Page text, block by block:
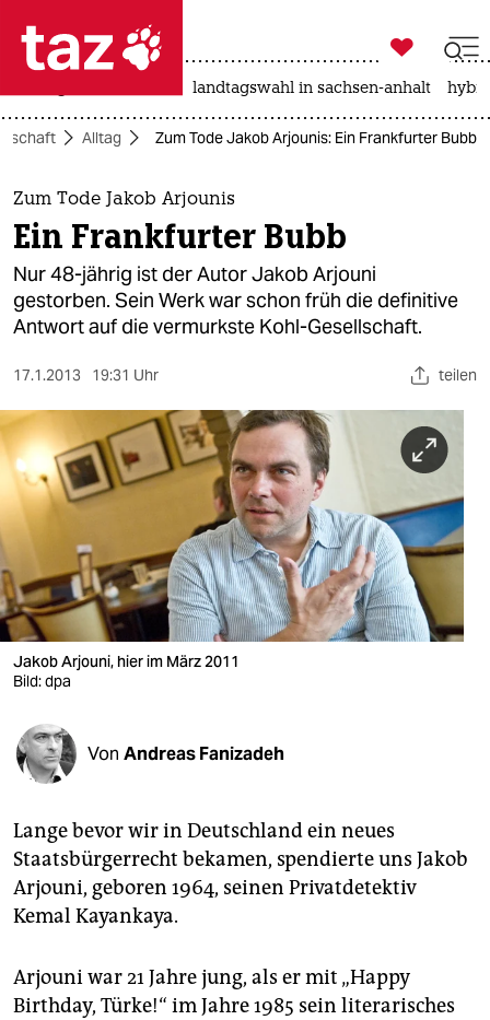
 taz zahl ich
taz zahl ich
themen
politik
öko
sport
berlin
wahrheit
verlag
verlag
veranstaltungen
shop
unterstützen
abo
epaper login

taz zahl ich
landtagswahl in sachsen-anhalt
Alltag Zum Tode Jakob Arjounis: Ein Frankfurter Bubb
Zum Tode Jakob Arjounis
Ein Frankfurter Bubb
Nur 48-jährig ist der Autor Jakob Arjouni
gestorben. Sein Werk war schon früh die definitive
Antwort auf die vermurkste Kohl-Gesellschaft.
17.1.2013 19:31 Uhr teilen
Jakob Arjouni, hier im März 2011
Bild: dpa
Von Andreas Fanizadeh
Lange bevor wir in Deutschland ein neues
Staatsbürgerrecht bekamen, spendierte uns Jakob
Arjouni, geboren 1964, seinen Privatdetektiv
Kemal Kayankaya.
Arjouni war 21 Jahre jung, als er mit „Happy
Birthday, Türke!“ im Jahre 1985 sein literarisches